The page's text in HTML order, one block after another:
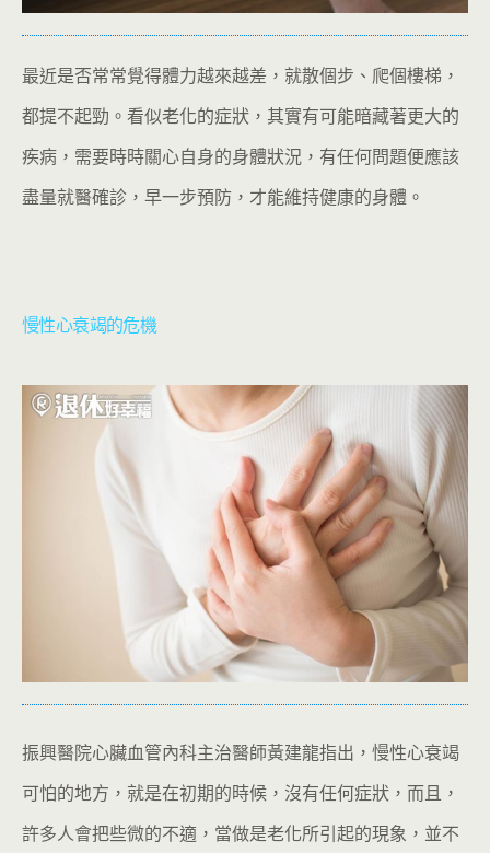
最近是否常常覺得體力越來越差，就散個步、爬個樓梯，
都提不起勁。看似老化的症狀，其實有可能暗藏著更大的
疾病，需要時時關心自身的身體狀況，有任何問題便應該
盡量就醫確診，早一步預防，才能維持健康的身體。
慢性心衰竭的危機
振興醫院心臟血管內科主治醫師黃建龍指出，慢性心衰竭
可怕的地方，就是在初期的時候，沒有任何症狀，而且，
許多人會把些微的不適，當做是老化所引起的現象，並不